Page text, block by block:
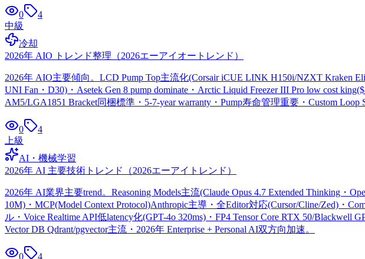
0
4
中級
冷却
2026年 AIO トレンド整理 （2026エーアイオートレンド ）
2026年 AIO主要傾向。LCD Pump Top主流化(Corsair iCUE LINK H150i/NZXT Kraken
UNI Fan・D30)・Asetek Gen 8 pump dominate・Arctic Liquid Freezer III Pro low cost
AM5/LGA1851 Bracket同梱標準・5-7-year warranty・Pump寿命管理重要・Custom
0
4
上級
AI・機械学習
2026年 AI 主要技術トレンド
（2026エーアイトレンド ）
2026年 AI業界主要trend。Reasoning Models主流(Claude Opus 4.7 Extended Thinking・
10M)・MCP(Model Context Protocol)Anthropic主導・全Editor対応(Cursor/Cline/Zed)・
ル・Voice Realtime API低latency化(GPT-4o 320ms)・FP4 Tensor Core RTX 50/Blackwell
Vector DB Qdrant/pgvector主流・2026年 Enterprise + Personal AI双方向加速。
0
4